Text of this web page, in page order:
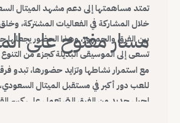
تمتد مساهمتها إلى دعم مشهد الميتال
خلال المشاركة في الفعاليات المشتركة،
بين الفرق والجمهور، وهذا الحضور يجعلها
تسعى إلى الموسيقى البديلة كجزء من التنوع
مسار مفتوح على
للعب دور أكبر في مستقبل الميتال
لجيل جديد من الفرق التي تعمل على كسر
وبناء هوية موسيقية محلية قادرة على